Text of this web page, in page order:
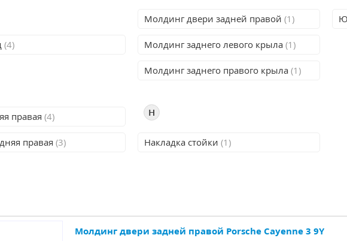
(4)
правая (4)
правая (3)
Молдинг двери задней правой (1)
Молдинг заднего левого крыла (1)
Молдинг заднего правого крыла (1)
Н
Накладка стойки (1)
Молдинг двери задней правой Porsche Cayenne 3 9Y